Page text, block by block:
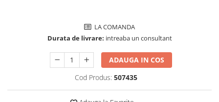
LA COMANDA
Durata de livrare: intreaba un consultant
ADAUGA IN COS
Cod Produs: 507435